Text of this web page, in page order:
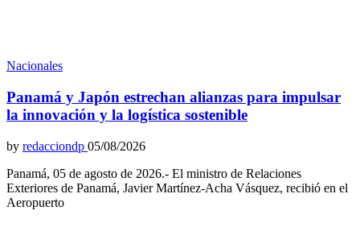
Nacionales
Panamá y Japón estrechan alianzas para impulsar
la innovación y la logística sostenible
by redacciondp 05/08/2026
Panamá, 05 de agosto de 2026.- El ministro de Relaciones
Exteriores de Panamá, Javier Martínez-Acha Vásquez, recibió en el
Aeropuerto